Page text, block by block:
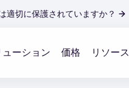
適切に保護されていますか？ →
ューション 価格 リソース